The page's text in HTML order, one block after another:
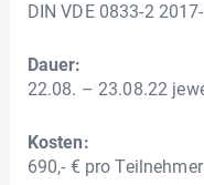
DIN VDE 0833-2
Dauer:
22.08. – 23.08.22
Kosten:
690,- € pro